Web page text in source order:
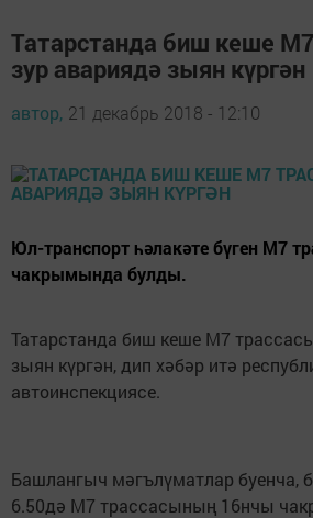
Татарстанда биш кеше
зур авариядә зыян күргән
автор, 21 декабрь 2018 - 12:10
Юл-транспорт һәлакәте бүген М7
чакрымында булды.
Татарстанда биш кеше М7
зыян күргән, дип хәбәр итә
автоинспекциясе.
Башлангыч мәгълүматлар буенча,
6.50дә М7 трассасының 16нчы